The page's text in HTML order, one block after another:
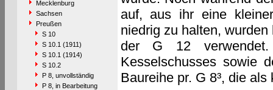
Mecklenburg
Sachsen
Preußen
S 10
S 10.1 (1911)
S 10.1 (1914)
S 10.2
P 8, unvollständig
P 8, in Bearbeitung
auf, aus ihr eine
niedrig zu halten,
der G 12 verwendet.
Kesselschusses sowie
Baureihe pr. G 8³, die